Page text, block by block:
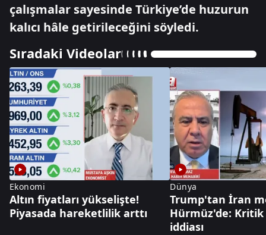
çalışmalar sayesinde Türkiye’de huzurun
kalıcı hâle getirileceğini söyledi.
Sıradaki Videolar
Ekonomi
Altın fiyatları yükselişte!
Piyasada hareketlilik arttı
Dünya
Trump'tan İran
Hürmüz'de:
iddiası